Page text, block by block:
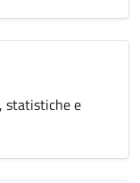
statistiche e